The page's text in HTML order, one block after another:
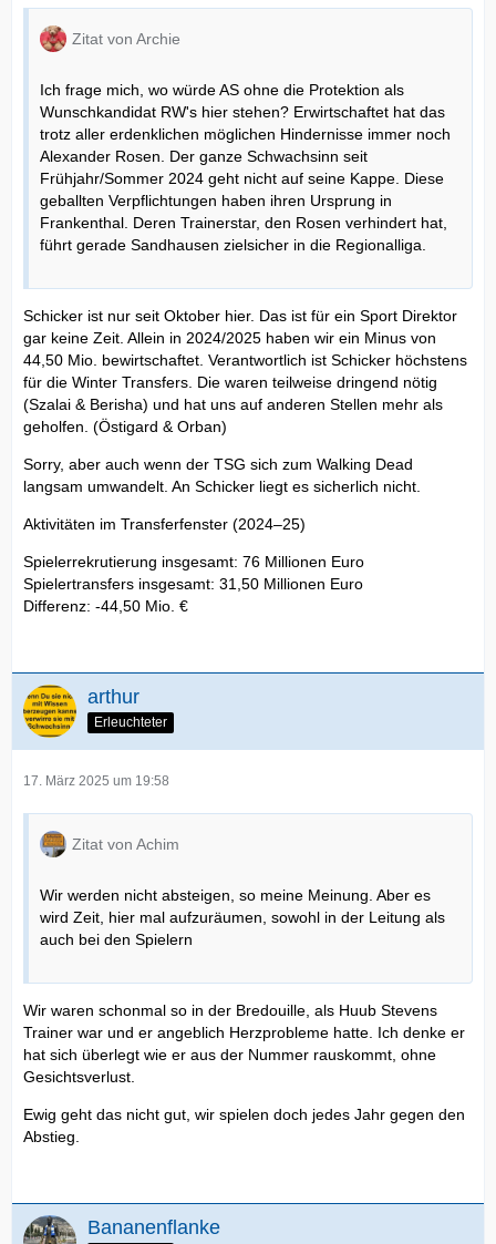
Zitat von Archie
Ich frage mich, wo würde AS ohne die Protektion als
Wunschkandidat RW's hier stehen? Erwirtschaftet hat das
trotz aller erdenklichen möglichen Hindernisse immer noch
Alexander Rosen. Der ganze Schwachsinn seit
Frühjahr/Sommer 2024 geht nicht auf seine Kappe. Diese
geballten Verpflichtungen haben ihren Ursprung in
Frankenthal. Deren Trainerstar, den Rosen verhindert hat,
führt gerade Sandhausen zielsicher in die Regionalliga.
Schicker ist nur seit Oktober hier. Das ist für ein Sport Direktor
gar keine Zeit. Allein in 2024/2025 haben wir ein Minus von
44,50 Mio. bewirtschaftet. Verantwortlich ist Schicker höchstens
für die Winter Transfers. Die waren teilweise dringend nötig
(Szalai & Berisha) und hat uns auf anderen Stellen mehr als
geholfen. (Östigard & Orban)
Sorry, aber auch wenn der TSG sich zum Walking Dead
langsam umwandelt. An Schicker liegt es sicherlich nicht.
Aktivitäten im Transferfenster (2024–25)
Spielerrekrutierung insgesamt: 76 Millionen Euro
Spielertransfers insgesamt: 31,50 Millionen Euro
Differenz: -44,50 Mio. €
arthur
Erleuchteter
17. März 2025 um 19:58
Zitat von Achim
Wir werden nicht absteigen, so meine Meinung. Aber es
wird Zeit, hier mal aufzuräumen, sowohl in der Leitung als
auch bei den Spielern
Wir waren schonmal so in der Bredouille, als Huub Stevens
Trainer war und er angeblich Herzprobleme hatte. Ich denke er
hat sich überlegt wie er aus der Nummer rauskommt, ohne
Gesichtsverlust.
Ewig geht das nicht gut, wir spielen doch jedes Jahr gegen den
Abstieg.
Bananenflanke